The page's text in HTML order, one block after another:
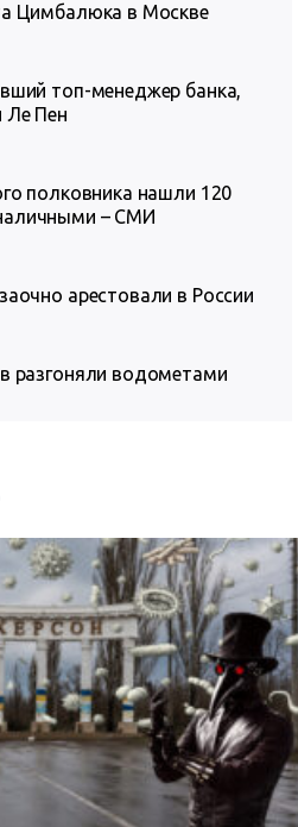
Цимбалюка в Москве
топ-менеджер банка,
Ле Пен
полковника нашли 120
– СМИ
арестовали в России
разгоняли водометами